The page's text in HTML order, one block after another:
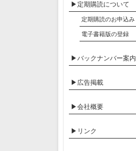
▶定期購読について
定期購読のお申込み
電子書籍版の登録
▶バックナンバー案内
▶広告掲載
▶会社概要
▶リンク